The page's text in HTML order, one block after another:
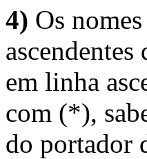
4) Os
em linha
com (*),
do portador